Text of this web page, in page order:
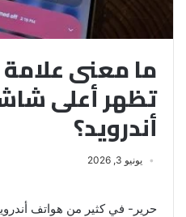
تظهر أعلى
أندرويد؟
يونيو 3, 2026
حرير- في كثير من هواتف